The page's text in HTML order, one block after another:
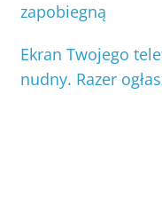
zapobiegną
Ekran Twojego
nudny. Razer